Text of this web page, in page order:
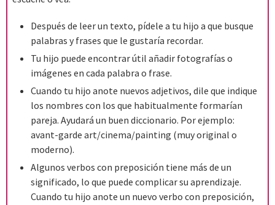
Después de leer un texto, pídele a tu hijo a que busque
palabras y frases que le gustaría recordar.
Tu hijo puede encontrar útil añadir fotografías o
imágenes en cada palabra o frase.
Cuando tu hijo anote nuevos adjetivos, dile que indique
los nombres con los que habitualmente formarían
pareja. Ayudará un buen diccionario. Por ejemplo:
avant-garde art/cinema/painting (muy original o
moderno).
Algunos verbos con preposición tiene más de un
significado, lo que puede complicar su aprendizaje.
Cuando tu hijo anote un nuevo verbo con preposición,